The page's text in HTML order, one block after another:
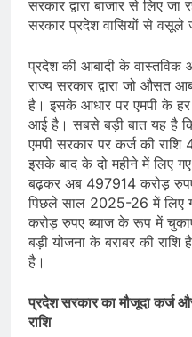
सरकार द्वारा बाजार से लिए
सरकार प्रदेश वासियों से
प्रदेश की आबादी के
राज्य सरकार द्वारा जो औसत
है। इसके आधार पर एमपी के हर
आई है। सबसे बड़ी बात यह है
एमपी सरकार पर कर्ज की
इसके बाद के दो महीने में लिए
बढ़कर अब 497914 करोड़
पिछले साल 2025-26 में लिए
करोड़ रुपए ब्याज के रूप में
बड़ी योजना के बराबर की
है।
प्रदेश सरकार का मौजूदा कर्ज
राशि